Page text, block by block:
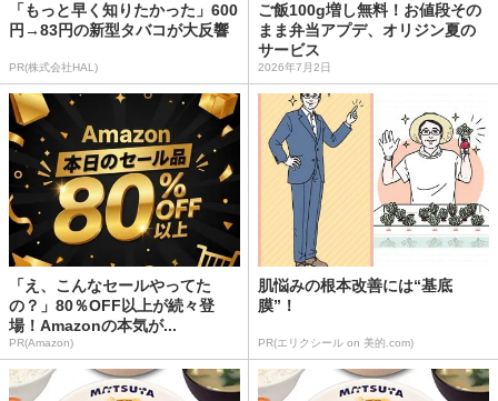
「もっと早く知りたかった」600
円→83円の新型タバコが大反響
PR(株式会社HAL)
ご飯100g増し無料！お値段その
まま弁当アプデ、オリジン夏の
サービス
2026年7月2日
「え、こんなセールやってた
の？」80％OFF以上が続々登
場！Amazonの本気が...
PR(Amazon)
肌悩みの根本改善には“基底
膜”！
PR(エリクシール on 美的.com)